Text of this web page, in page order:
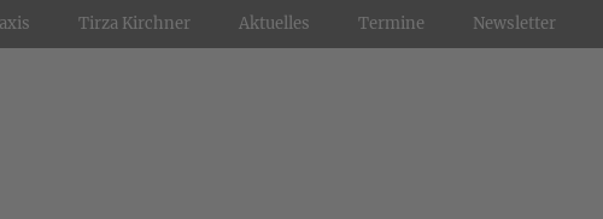
Tirza Kirchner Aktuelles Termine Newsletter